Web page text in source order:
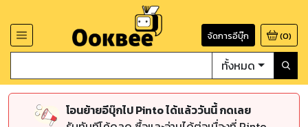
จัดการอีบุ๊ก (0)
ทั้งหมด
โอนย้ายอีบุ๊กไป Pinto ได้แล้ววันนี้ กดเลย